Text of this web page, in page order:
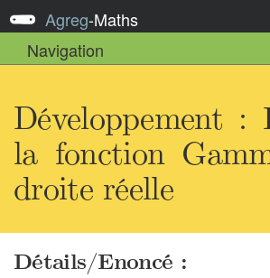
Agreg-Maths
Navigation
Développement :
la fonction
droite réelle
Détails/Enoncé :